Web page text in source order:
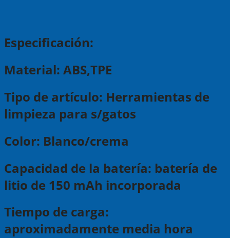
Especificación:
Material: ABS,TPE
Tipo de artículo: Herramientas de
limpieza para s/gatos
Color: Blanco/crema
Capacidad de la batería: batería de
litio de 150 mAh incorporada
Tiempo de carga:
aproximadamente media hora